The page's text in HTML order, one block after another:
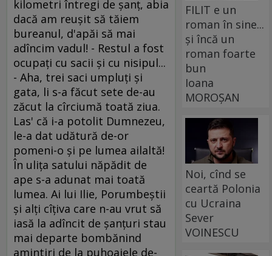
kilometri întregi de şanţ, abia
dacă am reuşit să tăiem
bureanul, d'apăi să mai
adîncim vadul! - Restul a fost
ocupaţi cu sacii şi cu nisipul...
- Aha, trei saci umpluţi şi
gata, li s-a făcut sete de-au
zăcut la cîrciumă toată ziua.
Las' că i-a potolit Dumnezeu,
le-a dat udătură de-or
pomeni-o şi pe lumea ailaltă!
În uliţa satului năpădit de
ape s-a adunat mai toată
lumea. Ai lui Ilie, Porumbeştii
şi alţi cîţiva care n-au vrut să
iasă la adîncit de şanţuri stau
mai departe bombănind
amintiri de la puhoaiele de-
FILIT e un
roman în sine...
și încă un
roman foarte
bun
Ioana
MOROȘAN
Noi, cînd se
ceartă Polonia
cu Ucraina
Sever
VOINESCU